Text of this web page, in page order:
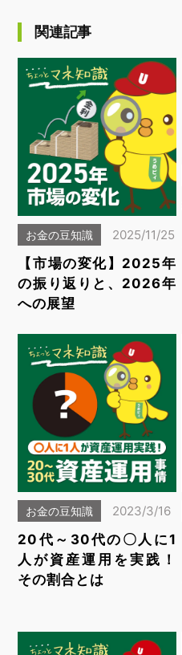
関連記事
お金の豆知識 2025/11/25
【市場の変化】2025年
の振り返りと、2026年
への展望
お金の豆知識 2023/3/16
20代～30代の〇人に1
人が資産運用を実践！
その割合とは